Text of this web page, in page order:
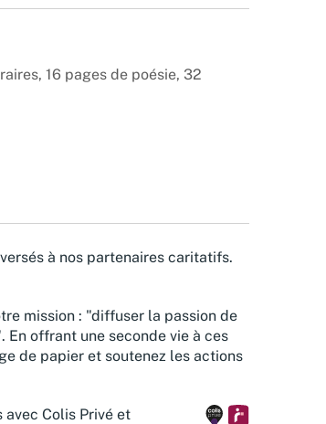
16 pages de poésie, 32
à nos partenaires caritatifs.
mission : "diffuser la passion de
En offrant une seconde vie à ces
de papier et soutenez les actions
avec Colis Privé et